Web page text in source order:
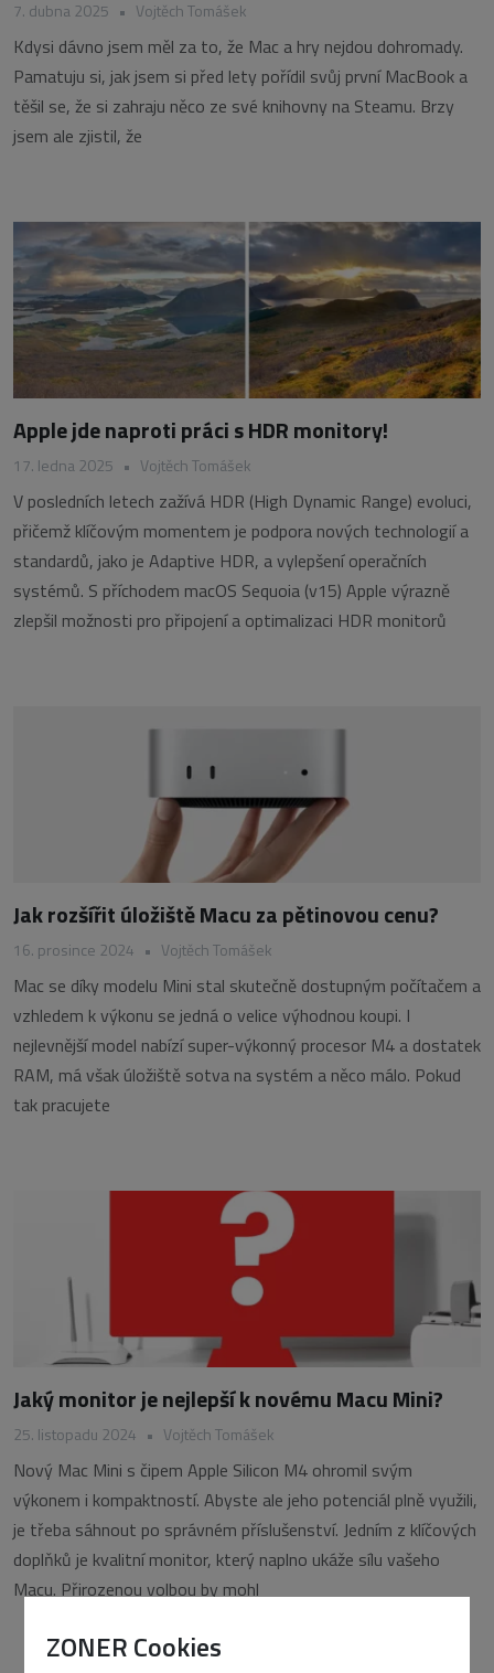
ZONER Cookies
7. dubna 2025 • Vojtěch Tomášek
Kdysi dávno jsem měl za to, že Mac a hry nejdou dohromady.
Pamatuju si, jak jsem si před lety pořídil svůj první MacBook a
těšil se, že si zahraju něco ze své knihovny na Steamu. Brzy
jsem ale zjistil, že
Apple jde naproti práci s HDR monitory!
17. ledna 2025 • Vojtěch Tomášek
V posledních letech zažívá HDR (High Dynamic Range) evoluci,
přičemž klíčovým momentem je podpora nových technologií a
standardů, jako je Adaptive HDR, a vylepšení operačních
systémů. S příchodem macOS Sequoia (v15) Apple výrazně
zlepšil možnosti pro připojení a optimalizaci HDR monitorů
Jak rozšířit úložiště Macu za pětinovou cenu?
16. prosince 2024 • Vojtěch Tomášek
Mac se díky modelu Mini stal skutečně dostupným počítačem a
vzhledem k výkonu se jedná o velice výhodnou koupi. I
nejlevnější model nabízí super-výkonný procesor M4 a dostatek
RAM, má však úložiště sotva na systém a něco málo. Pokud
tak pracujete
Jaký monitor je nejlepší k novému Macu Mini?
25. listopadu 2024 • Vojtěch Tomášek
Nový Mac Mini s čipem Apple Silicon M4 ohromil svým
výkonem i kompaktností. Abyste ale jeho potenciál plně využili,
je třeba sáhnout po správném příslušenství. Jedním z klíčových
doplňků je kvalitní monitor, který naplno ukáže sílu vašeho
Macu. Přirozenou volbou by mohl